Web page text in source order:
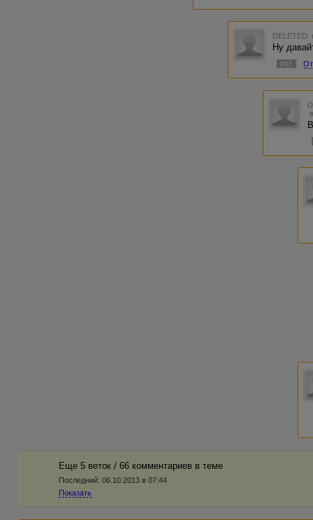
DELETED
Ну
#93
Еще 5 веток / 66 комментариев в темe
Последний: 06.10.2013 в 07:44
Показать